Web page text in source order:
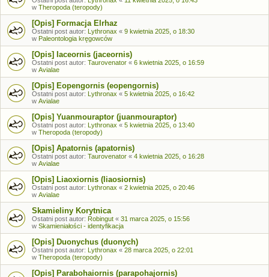
w Theropoda (teropody)
[Opis] Formacja Elrhaz
Ostatni post autor: Lythronax « 9 kwietnia 2025, o 18:30
w Paleontologia kręgowców
[Opis] Iaceornis (jaceornis)
Ostatni post autor: Taurovenator « 6 kwietnia 2025, o 16:59
w Avialae
[Opis] Eopengornis (eopengornis)
Ostatni post autor: Lythronax « 5 kwietnia 2025, o 16:42
w Avialae
[Opis] Yuanmouraptor (juanmouraptor)
Ostatni post autor: Lythronax « 5 kwietnia 2025, o 13:40
w Theropoda (teropody)
[Opis] Apatornis (apatornis)
Ostatni post autor: Taurovenator « 4 kwietnia 2025, o 16:28
w Avialae
[Opis] Liaoxiornis (liaosiornis)
Ostatni post autor: Lythronax « 2 kwietnia 2025, o 20:46
w Avialae
Skamieliny Korytnica
Ostatni post autor: Robingut « 31 marca 2025, o 15:56
w Skamieniałości - identyfikacja
[Opis] Duonychus (duonych)
Ostatni post autor: Lythronax « 28 marca 2025, o 22:01
w Theropoda (teropody)
[Opis] Parabohaiornis (parapohajornis)